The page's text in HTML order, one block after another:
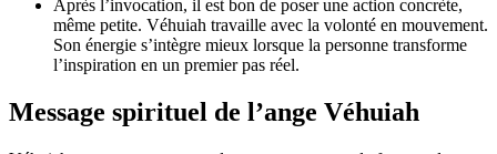
Après l’invocation, il est bon de poser une action concrète,
même petite. Véhuiah travaille avec la volonté en mouvement.
Son énergie s’intègre mieux lorsque la personne transforme
l’inspiration en un premier pas réel.
Message spirituel de l’ange Véhuiah